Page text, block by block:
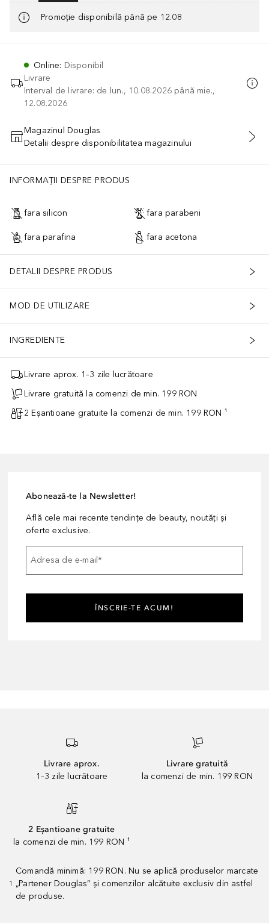
Promoție disponibilă până pe 12.08
Online: Disponibil
Livrare
Interval de livrare: de lun., 10.08.2026 până mie.,
12.08.2026
ADĂUGAȚI ÎN COŞ
Magazinul Douglas
Detalii despre disponibilitatea magazinului
INFORMAȚII DESPRE PRODUS
fara silicon fara parabeni
fara parafina fara acetona
DETALII DESPRE PRODUS
MOD DE UTILIZARE
INGREDIENTE
Livrare aprox. 1–3 zile lucrătoare
Livrare gratuită la comenzi de min. 199 RON
2 Eșantioane gratuite la comenzi de min. 199 RON ¹
Abonează-te la Newsletter!
Află cele mai recente tendințe de beauty, noutăți și
oferte exclusive.
Adresa de e-mail*
ÎNSCRIE-TE ACUM!
Livrare aprox.
1–3 zile lucrătoare
Livrare gratuită
la comenzi de min. 199 RON
2 Eșantioane gratuite
la comenzi de min. 199 RON ¹
1
Comandă minimă: 199 RON. Nu se aplică produselor marcate
„Partener Douglas” și comenzilor alcătuite exclusiv din astfel
de produse.